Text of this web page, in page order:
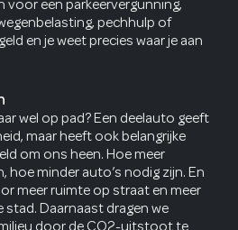
voor een parkeervergunning,
pechhulp of
en je weet precies waar je aan
wel op pad? Een deelauto geeft
maar heeft ook belangrijke
om ons heen. Hoe meer
hoe minder auto’s nodig zijn. En
meer ruimte op straat en meer
Daarnaast dragen we
door de CO2-uitstoot te